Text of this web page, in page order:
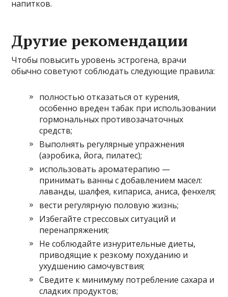
напитков.
Другие рекомендации
Чтобы повысить уровень эстрогена, врачи
обычно советуют соблюдать следующие правила:
полностью отказаться от курения,
особенно вреден табак при использовании
гормональных противозачаточных
средств;
Выполнять регулярные упражнения
(аэробика, йога, пилатес);
использовать ароматерапию —
принимать ванны с добавлением масел:
лаванды, шалфея, кипариса, аниса, фенхеля;
вести регулярную половую жизнь;
Избегайте стрессовых ситуаций и
перенапряжения;
Не соблюдайте изнурительные диеты,
приводящие к резкому похуданию и
ухудшению самочувствия;
Сведите к минимуму потребление сахара и
сладких продуктов;